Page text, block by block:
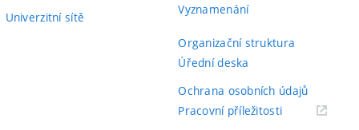
Univerzitní sítě
Vyznamenání
Organizační struktura
Úřední deska
Ochrana osobních údajů
Pracovní příležitosti(externí